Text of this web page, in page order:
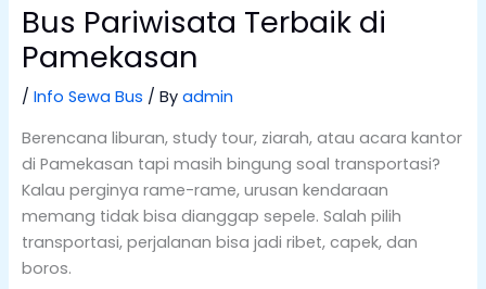
Bus Pariwisata Terbaik di
Pamekasan
/ Info Sewa Bus / By admin
Berencana liburan, study tour, ziarah, atau acara kantor
di Pamekasan tapi masih bingung soal transportasi?
Kalau perginya rame-rame, urusan kendaraan
memang tidak bisa dianggap sepele. Salah pilih
transportasi, perjalanan bisa jadi ribet, capek, dan
boros.